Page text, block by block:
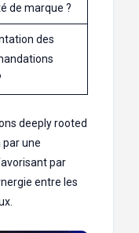
de marque ?
des
deeply rooted
une
par
entre les